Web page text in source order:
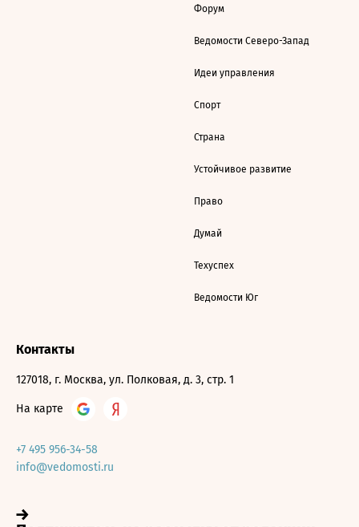
Форум
Ведомости Северо-Запад
Идеи управления
Спорт
Страна
Устойчивое развитие
Право
Думай
Техуспех
Ведомости Юг
Контакты
127018, г. Москва, ул. Полковая, д. 3, стр. 1
На карте
+7 495 956-34-58
info@vedomosti.ru